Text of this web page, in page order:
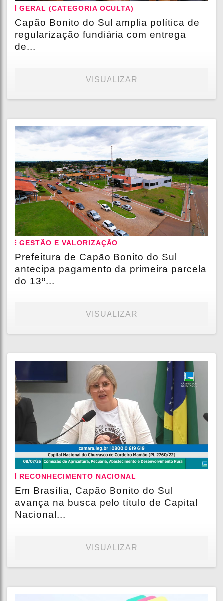
GERAL (CATEGORIA OCULTA)
Capão Bonito do Sul amplia política de
regularização fundiária com entrega
de...
VISUALIZAR
GESTÃO E VALORIZAÇÃO
Prefeitura de Capão Bonito do Sul
antecipa pagamento da primeira parcela
do 13º...
VISUALIZAR
RECONHECIMENTO NACIONAL
Em Brasília, Capão Bonito do Sul
avança na busca pelo título de Capital
Nacional...
VISUALIZAR